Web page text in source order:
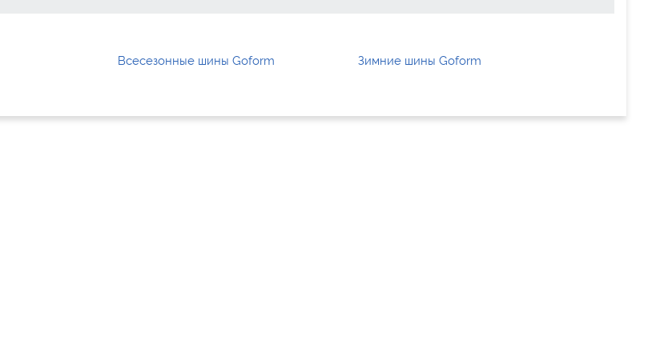
Всесезонные шины Goform Зимние шины Goform